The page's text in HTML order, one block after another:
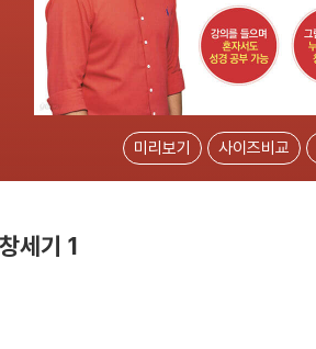
미리보기 사이즈비교
세기 1